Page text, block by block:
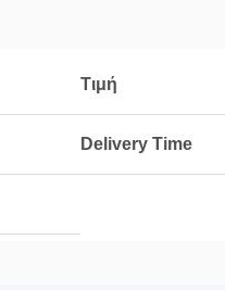
Τιμή
Delivery Time